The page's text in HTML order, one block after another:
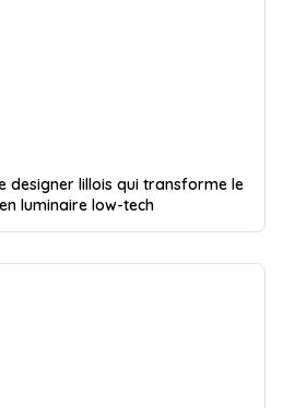
designer lillois qui transforme le
luminaire low-tech